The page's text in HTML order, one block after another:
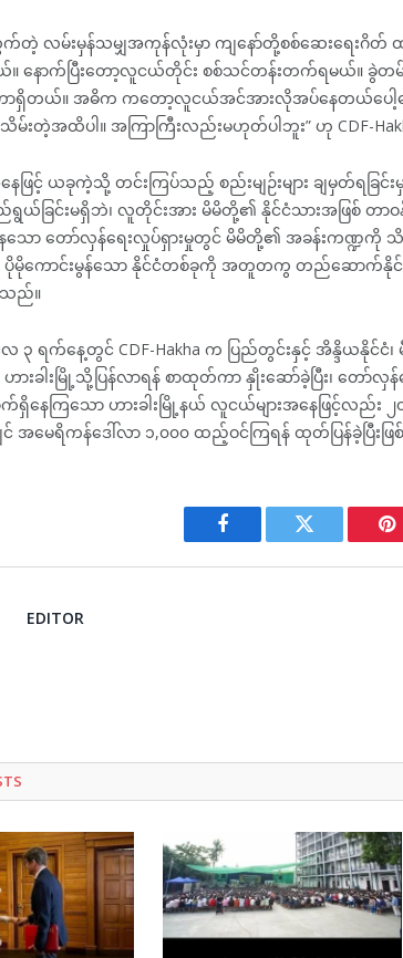
ထွက်တဲ့ လမ်းမှန်သမျှအကုန်လုံးမှာ ကျနော်တို့စစ်ဆေးရေး
။ နောက်ပြီးတော့လူငယ်တိုင်း စစ်သင်တန်းတက်ရမယ်။ ခွဲတ
ာရှိတယ်။ အဓိက ကတော့လူငယ်အင်အားလိုအပ်နေတယ်ပေါ့န
ြို့သိမ်းတဲ့အထိပါ။ အကြာကြီးလည်းမဟုတ်ပါဘူး” ဟု CDF-
နေဖြင့် ယခုကဲ့သို့ တင်းကြပ်သည့် စည်းမျဉ်းများ ချမှတ်ရခ
ယ်ခြင်းမရှိဘဲ၊ လူတိုင်းအား မိမိတို့၏ နိုင်ငံသားအဖြစ် တာဝ
ေသော တော်လှန်ရေးလှုပ်ရှားမှုတွင် မိမိတို့၏ အခန်းကဏ္ဍကို
မိုကောင်းမွန်သော နိုင်ငံတစ်ခုကို အတူတကွ တည်ဆောက်နိုင်ရန်
ည်။
၃ ရက်နေ့တွင် CDF-Hakha က ပြည်တွင်းနှင့် အိန္ဒိယနိုင်ငံ၊
းခါးမြို့သို့ပြန်လာရန် စာထုတ်ကာ နှိုးဆော်ခဲ့ပြီး၊ တော်လှ
နေကြသော ဟားခါးမြို့နယ် လူငယ်များအနေဖြင့်လည်း
င် အမေရိကန်ဒေါ်လာ ၁,၀၀၀ ထည့်ဝင်ကြရန် ထုတ်ပြန်ခဲ့ပြီးဖ
Facebook Twitter
EDITOR